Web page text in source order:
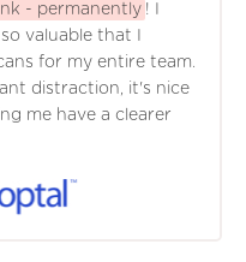
- permanently ! I
valuable that I
for my entire team.
distraction, it's nice
me have a clearer